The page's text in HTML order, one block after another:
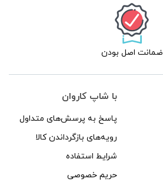
ضمانت اصل بودن
با شاپ کاروان
پاسخ به پرسش‌های متداول
رویه‌های بازگرداندن کالا
شرایط استفاده
حریم خصوصی